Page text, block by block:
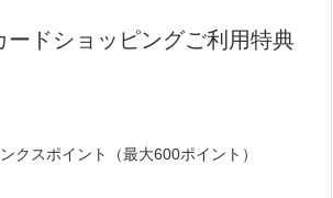
ドショッピングご利用特典
クスポイント（最大600ポイント）